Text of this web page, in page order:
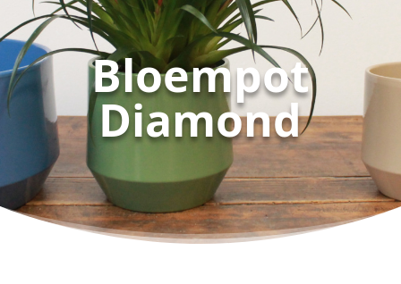
Bloempot
Diamond